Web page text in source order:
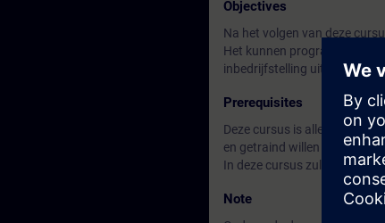
Objectives
Na het volgen van deze
Het kunnen programmeren
inbedrijfstelling uit te voeren.
Prerequisites
Deze cursus is alleen
en getraind willen worden op
In deze cursus zullen niet de
Note